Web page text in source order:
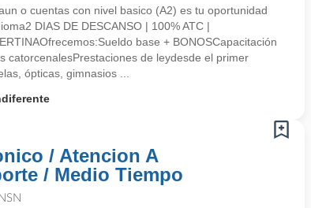
o cuentas con nivel basico (A2) es tu oportunidad
DIAS DE DESCANSO | 100% ATC |
base + BONOSCapacitación
catorcenalesPrestaciones de leydesde el primer
ópticas, gimnasios ...
/ Atencion A
/ Medio Tiempo